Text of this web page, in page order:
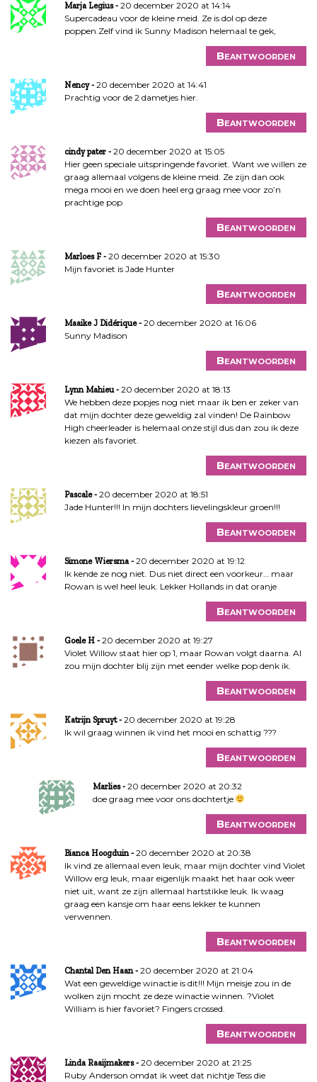
Marja Legius
20 december 2020 at 14:14
Supercadeau voor de kleine meid. Ze is dol op deze
poppen.Zelf vind ik Sunny Madison helemaal te gek,
Beantwoorden
Nency
20 december 2020 at 14:41
Prachtig voor de 2 dametjes hier.
Beantwoorden
cindy pater
20 december 2020 at 15:05
Hier geen speciale uitspringende favoriet. Want we willen ze
graag allemaal volgens de kleine meid. Ze zijn dan ook
mega mooi en we doen heel erg graag mee voor zo’n
prachtige pop
Beantwoorden
Marloes F
20 december 2020 at 15:30
Mijn favoriet is Jade Hunter
Beantwoorden
Maaike J Didérique
20 december 2020 at 16:06
Sunny Madison
Beantwoorden
Lynn Mahieu
20 december 2020 at 18:13
We hebben deze popjes nog niet maar ik ben er zeker van
dat mijn dochter deze geweldig zal vinden! De Rainbow
High cheerleader is helemaal onze stijl dus dan zou ik deze
kiezen als favoriet.
Beantwoorden
Pascale
20 december 2020 at 18:51
Jade Hunter!!! In mijn dochters lievelingskleur groen!!!
Beantwoorden
Simone Wiersma
20 december 2020 at 19:12
Ik kende ze nog niet. Dus niet direct een voorkeur… maar
Rowan is wel heel leuk. Lekker Hollands in dat oranje
Beantwoorden
Goele H
20 december 2020 at 19:27
Violet Willow staat hier op 1, maar Rowan volgt daarna. Al
zou mijn dochter blij zijn met eender welke pop denk ik.
Beantwoorden
Katrijn Spruyt
20 december 2020 at 19:28
Ik wil graag winnen ik vind het mooi en schattig ???
Beantwoorden
Marlies
20 december 2020 at 20:32
doe graag mee voor ons dochtertje
Beantwoorden
Bianca Hoogduin
20 december 2020 at 20:38
Ik vind ze allemaal even leuk, maar mijn dochter vind Violet
Willow erg leuk, maar eigenlijk maakt het haar ook weer
niet uit, want ze zijn allemaal hartstikke leuk. Ik waag
graag een kansje om haar eens lekker te kunnen
verwennen.
Beantwoorden
Chantal Den Haan
20 december 2020 at 21:04
Wat een geweldige winactie is dit!!! Mijn meisje zou in de
wolken zijn mocht ze deze winactie winnen. ?Violet
William is hier favoriet? Fingers crossed.
Beantwoorden
Linda Raaijmakers
20 december 2020 at 21:25
Ruby Anderson omdat ik weet dat nichtje Tess die